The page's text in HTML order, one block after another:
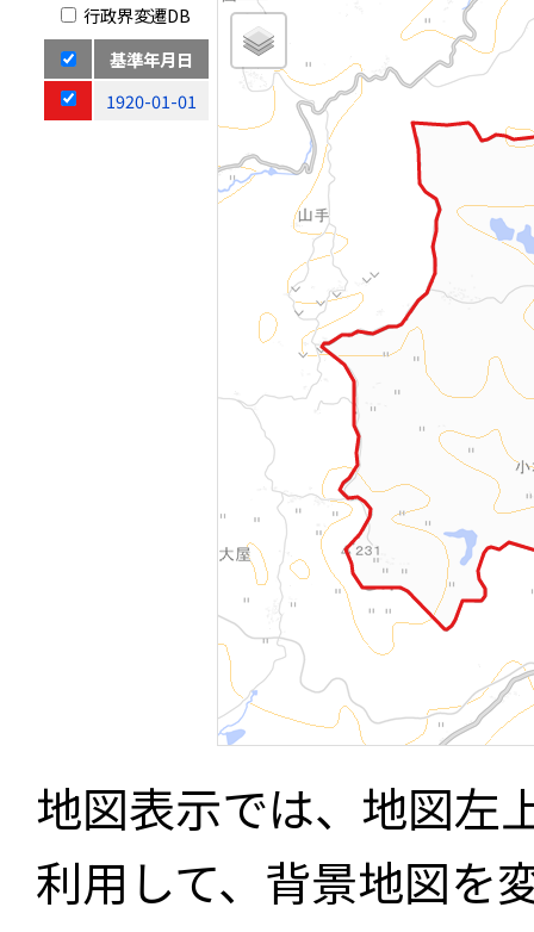
行政界変遷DB
基準年月日
1920-01-01
地図表示では、地図左
利用して、背景地図を